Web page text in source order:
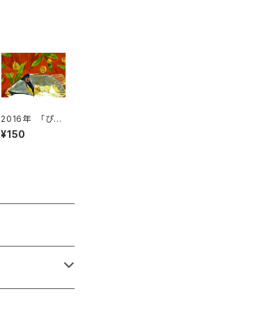
2016年 「ぴか
そふぃっしゅ」絵
はがき
¥150